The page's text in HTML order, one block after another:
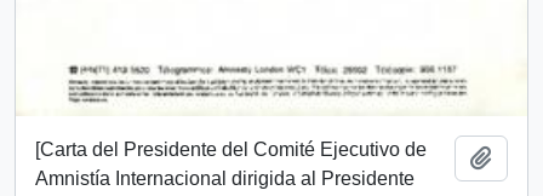
[Carta del Presidente del Comité Ejecutivo de
Amnistía Internacional dirigida al Presidente